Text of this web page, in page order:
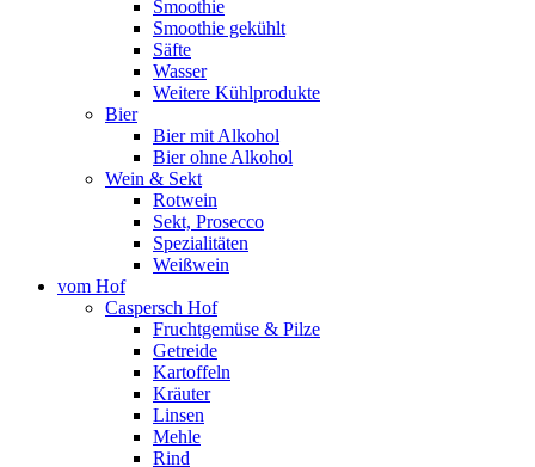
Smoothie
Smoothie gekühlt
Säfte
Wasser
Weitere Kühlprodukte
Bier
Bier mit Alkohol
Bier ohne Alkohol
Wein & Sekt
Rotwein
Sekt, Prosecco
Spezialitäten
Weißwein
vom Hof
Caspersch Hof
Fruchtgemüse & Pilze
Getreide
Kartoffeln
Kräuter
Linsen
Mehle
Rind